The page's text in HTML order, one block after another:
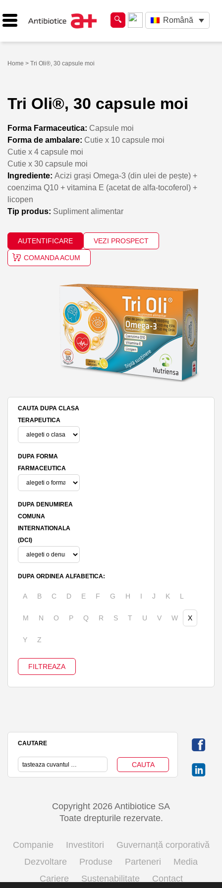
Română
Home > Tri Oli®, 30 capsule moi
Tri Oli®, 30 capsule moi
Forma Farmaceutica: Capsule moi
Forma de ambalare: Cutie x 10 capsule moi
Cutie x 4 capsule moi
Cutie x 30 capsule moi
Ingrediente: Acizi grași Omega-3 (din ulei de pește) +
coenzima Q10 + vitamina E (acetat de alfa-tocoferol) +
licopen
Tip produs: Supliment alimentar
AUTENTIFICARE VEZI PROSPECT
COMANDA ACUM
CAUTA DUPA CLASA
TERAPEUTICA
DUPA FORMA
FARMACEUTICA
DUPA DENUMIREA
COMUNA
INTERNATIONALA
(DCI)
DUPA ORDINEA ALFABETICA:
A B C D E F G H I J K L
M N O P Q R S T U V W X
Y Z
CAUTARE
Copyright 2026 Antibiotice SA
Toate drepturile rezervate.
Companie Investitori
Guvernanță corporativă
Dezvoltare
Produse Parteneri
Media
Cariere
Sustenabilitate Contact